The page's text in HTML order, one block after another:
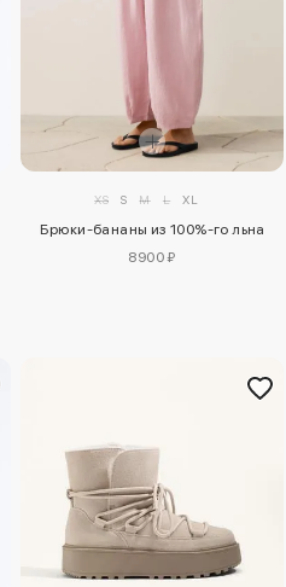
XS S M L XL
Брюки-бананы из 100%-го льна
8900 ₽